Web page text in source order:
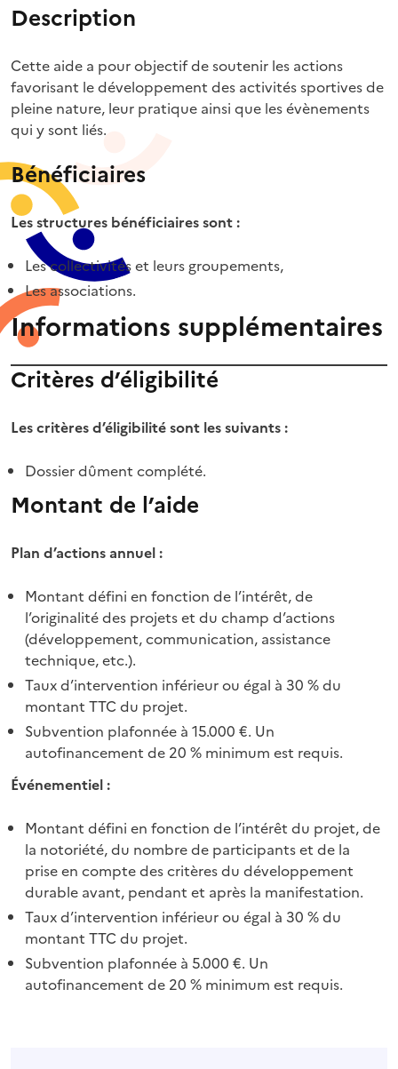
Description
Cette aide a pour objectif de soutenir les actions
favorisant le développement des activités sportives de
pleine nature, leur pratique ainsi que les évènements
qui y sont liés.
Bénéficiaires
Les structures bénéficiaires sont :
Les collectivités et leurs groupements,
Les associations.
Informations supplémentaires
Critères d’éligibilité
Les critères d’éligibilité sont les suivants :
Dossier dûment complété.
Montant de l’aide
Plan d’actions annuel :
Montant défini en fonction de l’intérêt, de
l’originalité des projets et du champ d’actions
(développement, communication, assistance
technique, etc.).
Taux d’intervention inférieur ou égal à 30 % du
montant TTC du projet.
Subvention plafonnée à 15.000 €. Un
autofinancement de 20 % minimum est requis.
Événementiel :
Montant défini en fonction de l’intérêt du projet, de
la notoriété, du nombre de participants et de la
prise en compte des critères du développement
durable avant, pendant et après la manifestation.
Taux d’intervention inférieur ou égal à 30 % du
montant TTC du projet.
Subvention plafonnée à 5.000 €. Un
autofinancement de 20 % minimum est requis.